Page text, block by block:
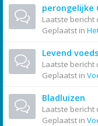
perongelijke
Laatste bericht
Geplaatst in
Levend
Laatste bericht
Geplaatst in
Bladluizen
Laatste bericht
Geplaatst in